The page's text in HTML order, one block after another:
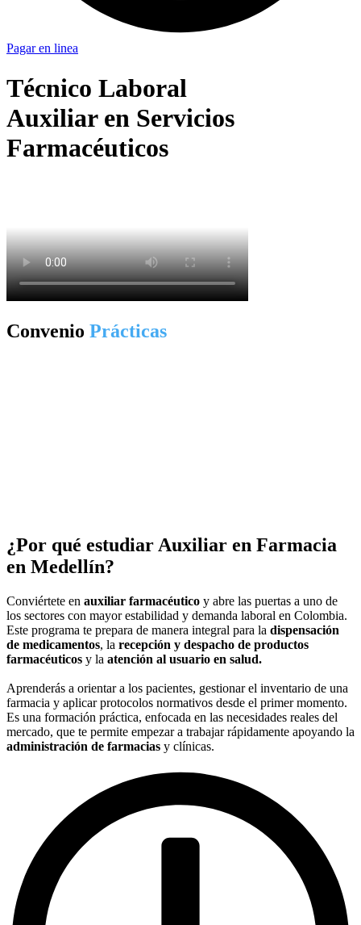
Pagar en linea
Técnico Laboral
Auxiliar en Servicios
Farmacéuticos
Convenio Prácticas
¿Por qué estudiar Auxiliar en Farmacia
en Medellín?
Conviértete en auxiliar farmacéutico y abre las puertas a uno de
los sectores con mayor estabilidad y demanda laboral en Colombia.
Este programa te prepara de manera integral para la dispensación
de medicamentos, la recepción y despacho de productos
farmacéuticos y la atención al usuario en salud.
Aprenderás a orientar a los pacientes, gestionar el inventario de una
farmacia y aplicar protocolos normativos desde el primer momento.
Es una formación práctica, enfocada en las necesidades reales del
mercado, que te permite empezar a trabajar rápidamente apoyando la
administración de farmacias y clínicas.